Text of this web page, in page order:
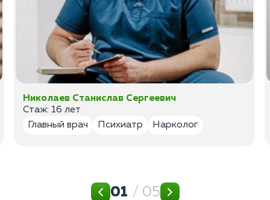
Николаев Станислав Сергеевич
Стаж: 16 лет
Главный врач
Психиатр Нарколог
01 / 05